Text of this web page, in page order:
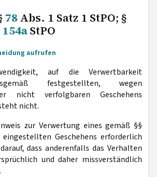
78 Abs. 1 Satz 1 StPO; §
154aStPO
aufrufen
auf die Verwertbarkeit
festgestellten, wegen
nicht verfolgbaren Geschehens
nicht.
zur Verwertung eines gemäß §§
eingestellten Geschehens erforderlich
dass anderenfalls das Verhalten
und daher missverständlich